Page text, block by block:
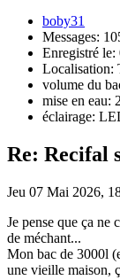
boby31
Messages:
Enregistré le:
volume du
mise en eau:
éclairage:
Re: Recifal
Jeu 07 Mai 2026,
Je pense que ça ne
de méchant...
Mon bac de 3000l
une vieille maison,